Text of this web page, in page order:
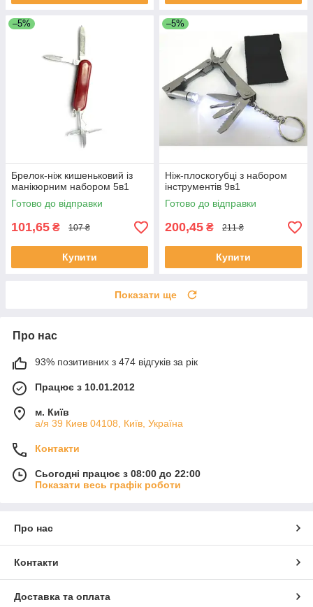
–5%
Брелок-ніж кишеньковий із
манікюрним набором 5в1
Готово до відправки
101,65 ₴ 107 ₴
Купити
–5%
Ніж-плоскогубці з набором
інструментів 9в1
Готово до відправки
200,45 ₴ 211 ₴
Купити
Показати ще
Про нас
93% позитивних з 474 відгуків за рік
Працює з 10.01.2012
м. Київ
а/я 39 Киев 04108, Київ, Україна
Контакти
Сьогодні працює з 08:00 до 22:00
Показати весь графік роботи
Про нас
Контакти
Доставка та оплата